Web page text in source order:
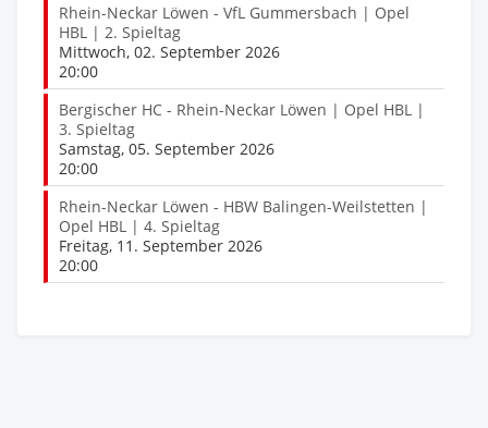
Rhein-Neckar Löwen - VfL Gummersbach | Opel
HBL | 2. Spieltag
Mittwoch, 02. September 2026
20:00
Bergischer HC - Rhein-Neckar Löwen | Opel HBL |
3. Spieltag
Samstag, 05. September 2026
20:00
Rhein-Neckar Löwen - HBW Balingen-Weilstetten |
Opel HBL | 4. Spieltag
Freitag, 11. September 2026
20:00